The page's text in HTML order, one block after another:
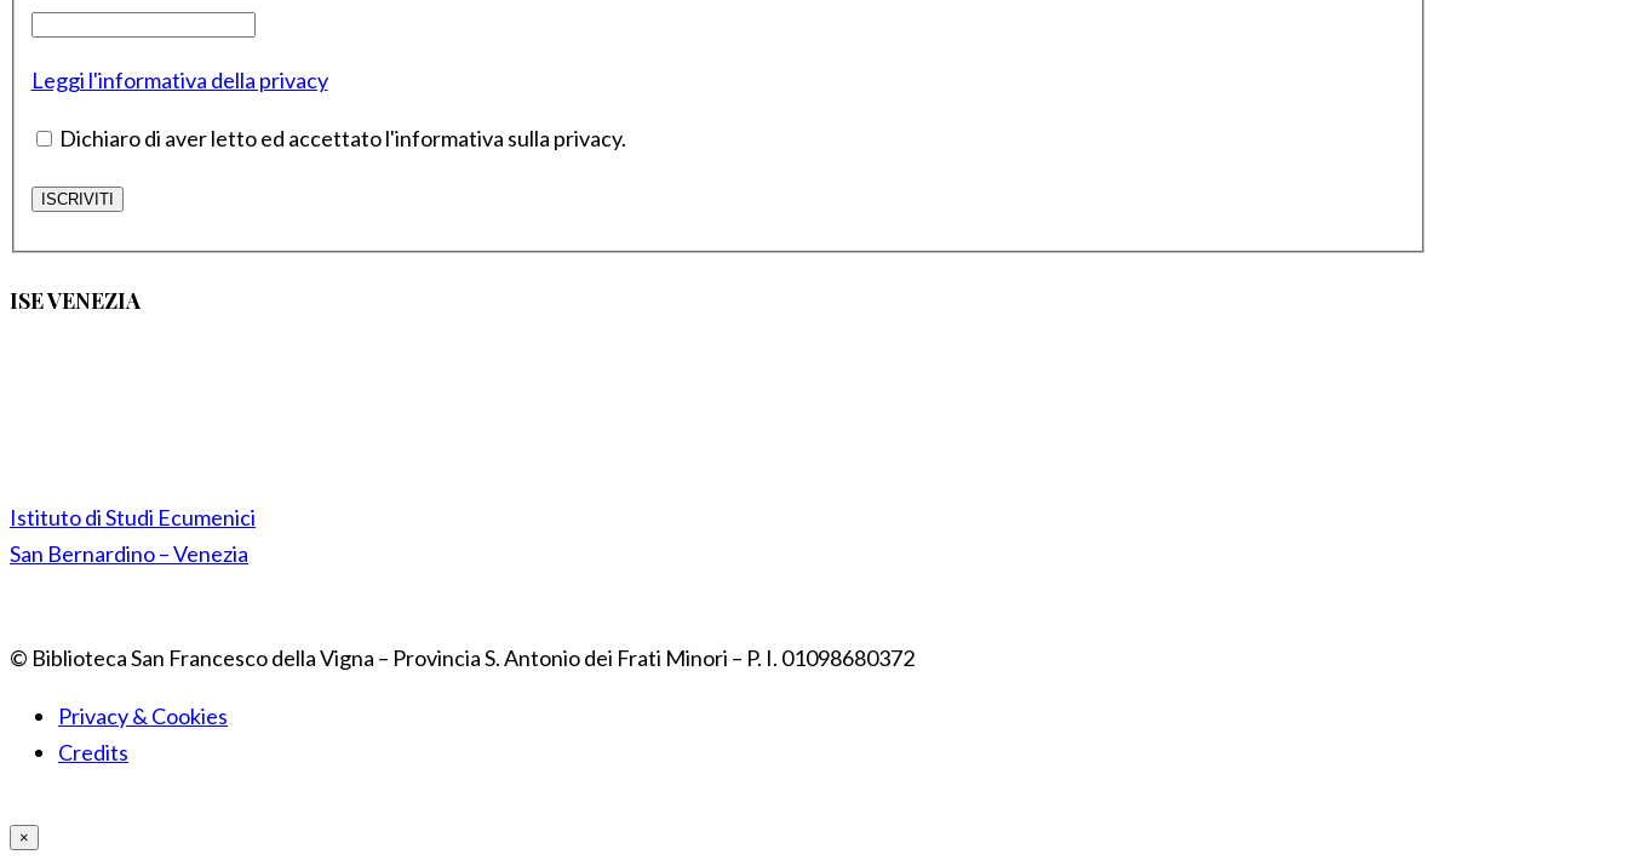
Leggi l'informativa della privacy
Dichiaro di aver letto ed accettato l'informativa sulla privacy.
ISE VENEZIA
Istituto di Studi Ecumenici
San Bernardino – Venezia
© Biblioteca San Francesco della Vigna – Provincia S. Antonio dei Frati Minori – P. I. 01098680372
Privacy & Cookies
Credits
×